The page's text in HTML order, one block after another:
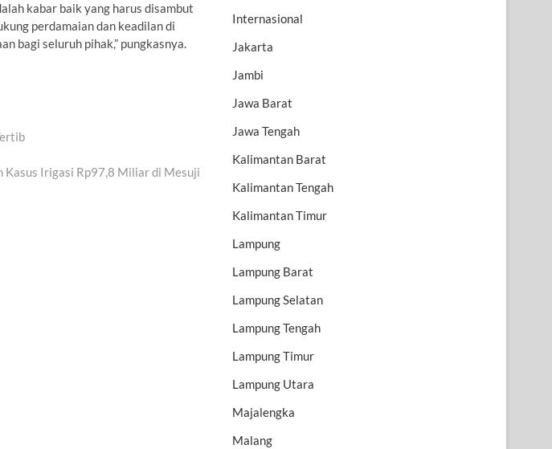
kabar baik yang harus disambut
perdamaian dan keadilan di
bagi seluruh pihak,” pungkasnya.
Kasus Irigasi Rp97,8 Miliar di Mesuji
Internasional
Jakarta
Jambi
Jawa Barat
Jawa Tengah
Kalimantan Barat
Kalimantan Tengah
Kalimantan Timur
Lampung
Lampung Barat
Lampung Selatan
Lampung Tengah
Lampung Timur
Lampung Utara
Majalengka
Malang